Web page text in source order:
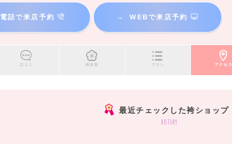
電話で来店予約 → WEBで来店予約
口コミ 袴衣装 プラン アクセス
最近チェックした袴ショップ
history